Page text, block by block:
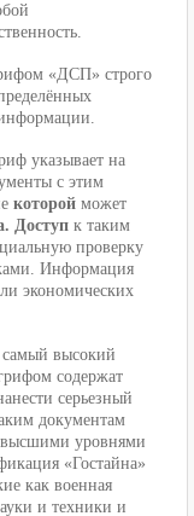
«ДСП» строго
указывает на
с этим
которой может
Доступ к таким
проверку
Информация
экономических
самый высокий
содержат
серьезный
документам
высшими уровнями
«Гостайна»
как военная
и техники и